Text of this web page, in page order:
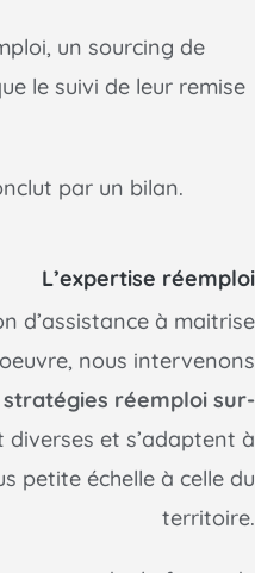
un sourcing de
le suivi de leur remise
par un bilan.
L’expertise réemploi
d’assistance à maitrise
nous intervenons
réemploi sur-
diverses et s’adaptent à
petite échelle à celle du
territoire.